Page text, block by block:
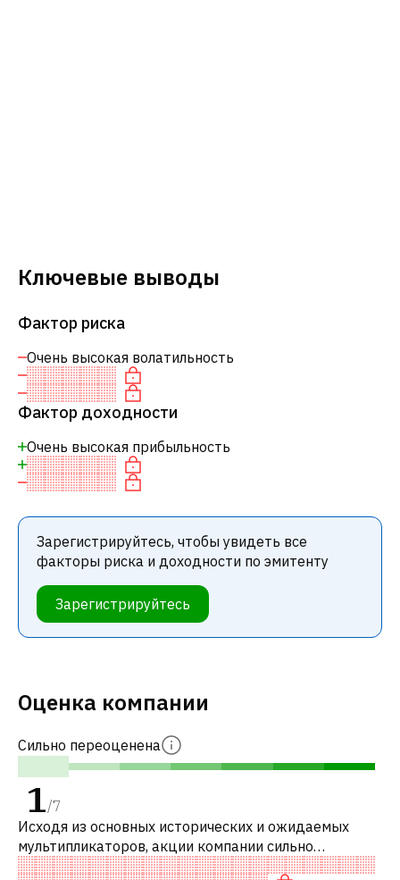
Ключевые выводы
Фактор риска
Очень высокая волатильность
Фактор доходности
Очень высокая прибыльность
Зарегистрируйтесь, чтобы увидеть все
факторы риска и доходности по эмитенту
Зарегистрируйтесь
Оценка компании
Сильно переоценена
1/7
Исходя из основных исторических и ожидаемых
мультипликаторов, акции компании сильно
переоценены по сравнению с аналогичными